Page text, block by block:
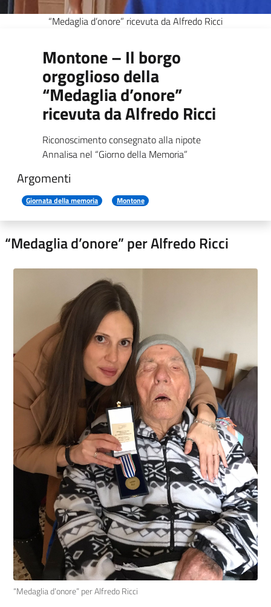
“Medaglia d’onore” ricevuta da Alfredo Ricci
Montone – Il borgo
orgoglioso della
“Medaglia d’onore”
ricevuta da Alfredo Ricci
Riconoscimento consegnato alla nipote
Annalisa nel “Giorno della Memoria”
Argomenti
Giornata della memoria Montone
“Medaglia d’onore” per Alfredo Ricci
“Medaglia d’onore” per Alfredo Ricci